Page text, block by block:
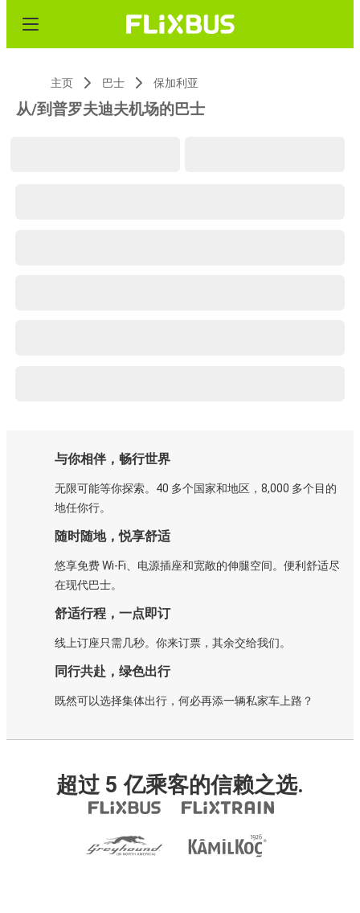
主页 巴士 保加利亚
从/到普罗夫迪夫机场的巴士
与你相伴，畅行世界
无限可能等你探索。40 多个国家和地区，8,000 多个目的
地任你行。
随时随地，悦享舒适
悠享免费 Wi-Fi、电源插座和宽敞的伸腿空间。便利舒适尽
在现代巴士。
舒适行程，一点即订
线上订座只需几秒。你来订票，其余交给我们。
同行共赴，绿色出行
既然可以选择集体出行，何必再添一辆私家车上路？
超过 5 亿乘客的信赖之选.